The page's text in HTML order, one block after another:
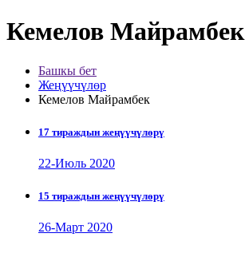
Кемелов Майрамбек
Башкы бет
Жеңүүчүлөр
Кемелов Майрамбек
17 тираждын жеңүүчүлөрү
22-Июль 2020
15 тираждын жеңүүчүлөрү
26-Март 2020